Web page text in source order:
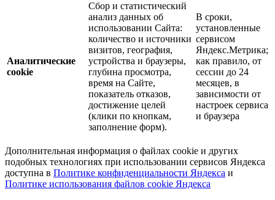
Аналитические
cookie
Сбор и статистический
анализ данных об
использовании Сайта:
количество и источники
визитов, география,
устройства и браузеры,
глубина просмотра,
время на Сайте,
показатель отказов,
достижение целей
(клики по кнопкам,
заполнение форм).
В сроки,
установленные
сервисом
Яндекс.Метрика;
как правило, от
сессии до 24
месяцев, в
зависимости от
настроек сервиса
и браузера
Дополнительная информация о файлах cookie и других
подобных технологиях при использовании сервисов Яндекса
доступна в Политике конфиденциальности Яндекса и
Политике использования файлов cookie Яндекса